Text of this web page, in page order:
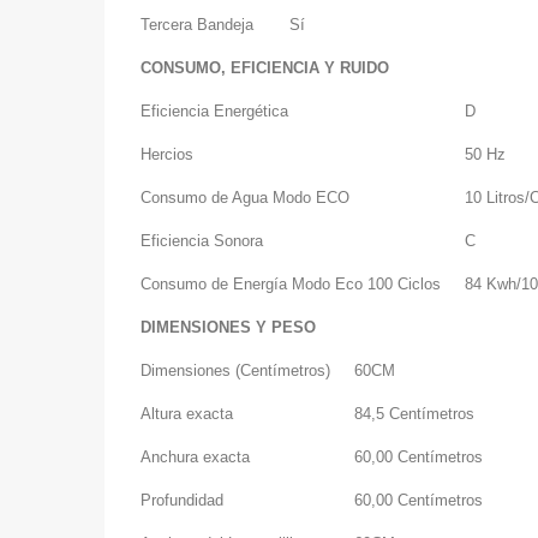
Tercera Bandeja Sí
CONSUMO, EFICIENCIA Y RUIDO
Eficiencia Energética D
Hercios 50 Hz
Consumo de Agua Modo ECO 10 Litros/
Eficiencia Sonora C
Consumo de Energía Modo Eco 100 Ciclos 84 Kwh/
DIMENSIONES Y PESO
Dimensiones (Centímetros) 60CM
Altura exacta 84,5 Centímetros
Anchura exacta 60,00 Centímetros
Profundidad 60,00 Centímetros